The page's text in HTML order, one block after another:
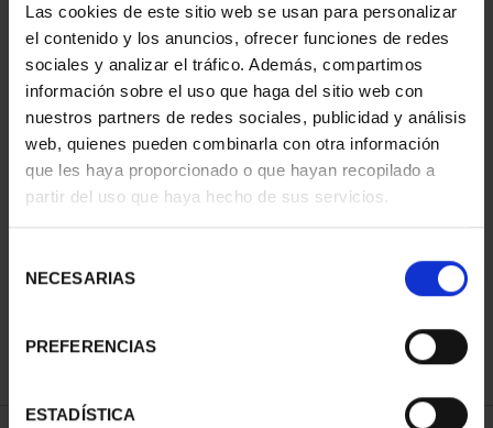
Las cookies de este sitio web se usan para personalizar
el contenido y los anuncios, ofrecer funciones de redes
sociales y analizar el tráfico. Además, compartimos
información sobre el uso que haga del sitio web con
nuestros partners de redes sociales, publicidad y análisis
web, quienes pueden combinarla con otra información
que les haya proporcionado o que hayan recopilado a
partir del uso que haya hecho de sus servicios.
NECESARIAS
PREFERENCIAS
ESTADÍSTICA
73,00 €